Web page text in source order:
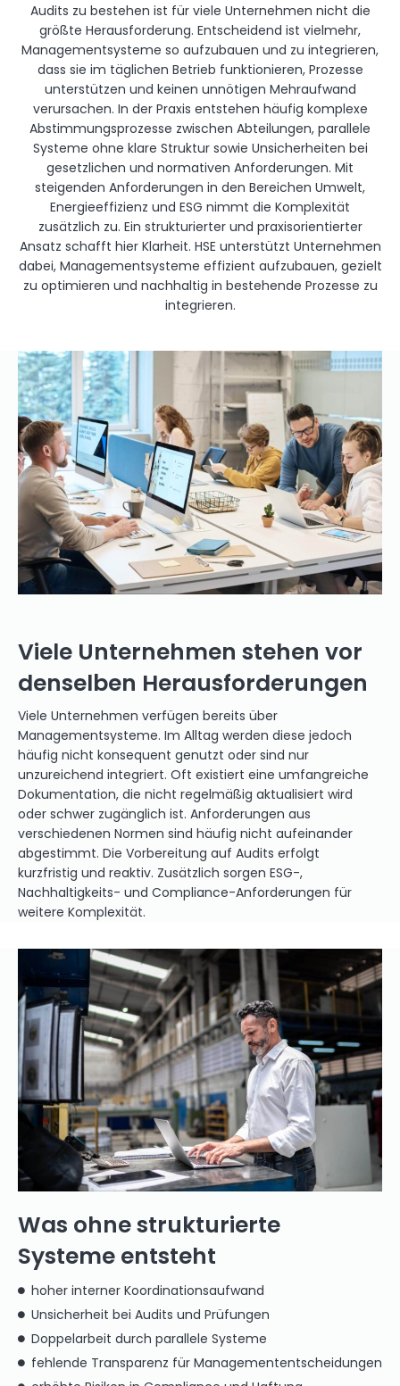
Audits zu bestehen ist für viele Unternehmen nicht die
größte Herausforderung. Entscheidend ist vielmehr,
Managementsysteme so aufzubauen und zu integrieren,
dass sie im täglichen Betrieb funktionieren, Prozesse
unterstützen und keinen unnötigen Mehraufwand
verursachen. In der Praxis entstehen häufig komplexe
Abstimmungsprozesse zwischen Abteilungen, parallele
Systeme ohne klare Struktur sowie Unsicherheiten bei
gesetzlichen und normativen Anforderungen. Mit
steigenden Anforderungen in den Bereichen Umwelt,
Energieeffizienz und ESG nimmt die Komplexität
zusätzlich zu. Ein strukturierter und praxisorientierter
Ansatz schafft hier Klarheit. HSE unterstützt Unternehmen
dabei, Managementsysteme effizient aufzubauen, gezielt
zu optimieren und nachhaltig in bestehende Prozesse zu
integrieren.
Viele Unternehmen stehen vor
denselben Herausforderungen
Viele Unternehmen verfügen bereits über
Managementsysteme. Im Alltag werden diese jedoch
häufig nicht konsequent genutzt oder sind nur
unzureichend integriert. Oft existiert eine umfangreiche
Dokumentation, die nicht regelmäßig aktualisiert wird
oder schwer zugänglich ist. Anforderungen aus
verschiedenen Normen sind häufig nicht aufeinander
abgestimmt. Die Vorbereitung auf Audits erfolgt
kurzfristig und reaktiv. Zusätzlich sorgen ESG-,
Nachhaltigkeits- und Compliance-Anforderungen für
weitere Komplexität.
Was ohne strukturierte
Systeme entsteht
hoher interner Koordinationsaufwand
Unsicherheit bei Audits und Prüfungen
Doppelarbeit durch parallele Systeme
fehlende Transparenz für Managemententscheidungen